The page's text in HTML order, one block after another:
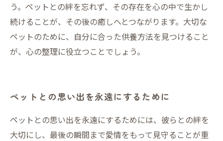
う。ペットとの絆を忘れず、その存在を心の中で生かし
続けることが、その後の癒しへとつながります。大切な
ペットのために、自分に合った供養方法を見つけること
が、心の整理に役立つことでしょう。
ペットとの思い出を永遠にするために
ペットとの思い出を永遠にするためには、彼らとの絆を
大切にし、最後の瞬間まで愛情をもって見守ることが重